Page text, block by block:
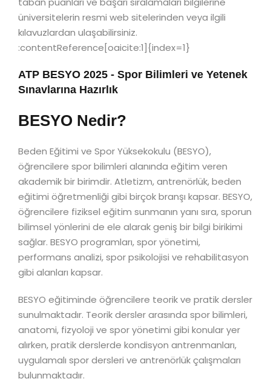
üniversitelerin resmi web sitelerinden veya ilgili
kılavuzlardan ulaşabilirsiniz.
:contentReference[oaicite:1]{index=1}
ATP BESYO 2025 - Spor Bilimleri ve Yetenek
Sınavlarına Hazırlık
BESYO Nedir?
Beden Eğitimi ve Spor Yüksekokulu (BESYO),
öğrencilere spor bilimleri alanında eğitim veren
akademik bir birimdir. Atletizm, antrenörlük, beden
eğitimi öğretmenliği gibi birçok branşı kapsar. BESYO,
öğrencilere fiziksel eğitim sunmanın yanı sıra, sporun
bilimsel yönlerini de ele alarak geniş bir bilgi birikimi
sağlar. BESYO programları, spor yönetimi,
performans analizi, spor psikolojisi ve rehabilitasyon
gibi alanları kapsar.
BESYO eğitiminde öğrencilere teorik ve pratik dersler
sunulmaktadır. Teorik dersler arasında spor bilimleri,
anatomi, fizyoloji ve spor yönetimi gibi konular yer
alırken, pratik derslerde kondisyon antrenmanları,
uygulamalı spor dersleri ve antrenörlük çalışmaları
bulunmaktadır.